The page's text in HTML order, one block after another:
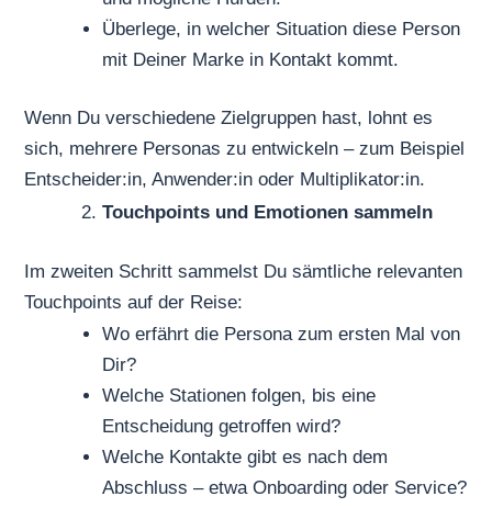
Überlege, in welcher Situation diese Person
mit Deiner Marke in Kontakt kommt.
Wenn Du verschiedene Zielgruppen hast, lohnt es
sich, mehrere Personas zu entwickeln – zum Beispiel
Entscheider:in, Anwender:in oder Multiplikator:in.
Touchpoints und Emotionen sammeln
Im zweiten Schritt sammelst Du sämtliche relevanten
Touchpoints auf der Reise:
Wo erfährt die Persona zum ersten Mal von
Dir?
Welche Stationen folgen, bis eine
Entscheidung getroffen wird?
Welche Kontakte gibt es nach dem
Abschluss – etwa Onboarding oder Service?